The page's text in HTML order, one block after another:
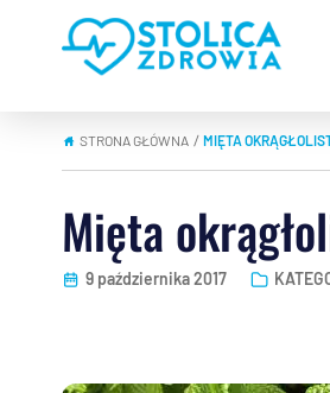
STRONA GŁÓWNA | MIĘTA
Mięta
9 października 2017